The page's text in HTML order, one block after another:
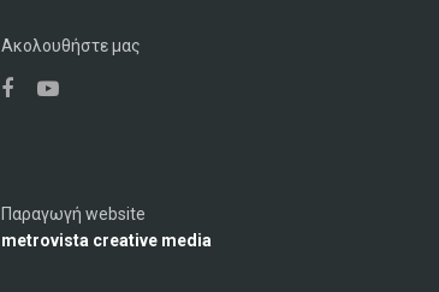
Ακολουθήστε μας
Παραγωγή website
metrovista creative media